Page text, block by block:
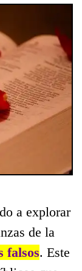
a explorar
de la
falsos. Este